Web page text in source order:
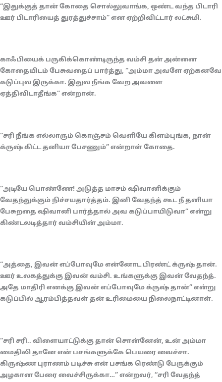
“இதுக்குத் தான் கோதை சொல்லுவாங்க, ஒண்ட வந்த பிடாரி
ஊர் பிடாரியைத் துரத்துச்சாம்” என ஏற்றிவிட்டார் லட்சுமி.
காஃபியைக் பருகிக்கொண்டிருந்த வம்சி தன் அன்னை
கோதையிடம் பேசுவதைப் பார்த்து, “அம்மா அவளே ஏற்கனவே
கடுப்புல இருக்கா. இதுல நீங்க வேற அவளை
ஏத்திவிடாதீங்க” என்றான்.
“சரி நீங்க எல்லாரும் கொஞ்சம் வெளியே கிளம்புங்க, நான்
க்ருஷ் கிட்ட தனியா பேசணும்” என்றாள் கோதை.
“அடியே பொண்ணே! அடுத்த மாசம் ஷிவானிக்கும்
வேதந்துக்கும் நிச்சயதார்த்தம். இனி வேதந்த் கூட நீ தனியா
பேசுறதை ஷிவானி பார்த்தால் அவ கடுப்பாயிடுவா” என்று
கிண்டலடித்தார் வம்சியின் அம்மா.
“அத்தை, இவன் எப்போவுமே என்னோட பிரண்ட் க்ருஷ் தான்.
ஊர் உலகத்துக்கு இவன் வம்சி. உங்களுக்கு இவன் வேதந்த்.
அதே மாதிரி எனக்கு இவன் எப்போவுமே க்ருஷ் தான்” என்று
கடுப்பில் ஆரம்பித்தவள் தன் உரிமையை நிலைநாட்டினாள்.
“சரி சரி.. விளையாட்டுக்கு தான் சொன்னேன், உன் அம்மா
மைதிலி தானே என் பசங்களுக்கே பெயரை வைச்சா.
கிருஷ்ண புராணம் படிச்சு என் பசங்க ரெண்டு பேருக்கும்
அழகான பேரை வைச்சிருக்கா…” என்றவர், “சரி வேதந்த்